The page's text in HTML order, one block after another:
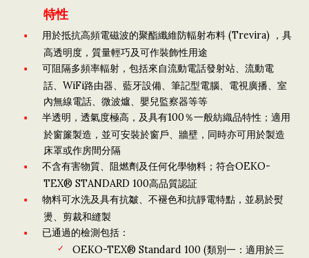
特性
用於抵抗高頻電磁波的聚酯纖維防輻射布料 (Trevira) ，具
高透明度，質量輕巧及可作裝飾性用途
可阻隔多頻率輻射，包括來自流動電話發射站、流動電
話、WiFi路由器、藍牙設備、筆記型電腦、電視廣播、室
內無線電話、微波爐、嬰兒監察器等等
半透明，透氣度極高，及具有100％一般紡織品特性；適用
於窗簾製造，並可安裝於窗戶、牆壁，同時亦可用於製造
床罩或作房間分隔
不含有害物質、阻燃劑及任何化學物料；符合OEKO-
TEX® STANDARD 100高品質認証
物料可水洗及具有抗皺、不褪色和抗靜電特點，並易於熨
燙、剪裁和縫製
已通過的檢測包括：
OEKO-TEX® Standard 100 (類別一：適用於三